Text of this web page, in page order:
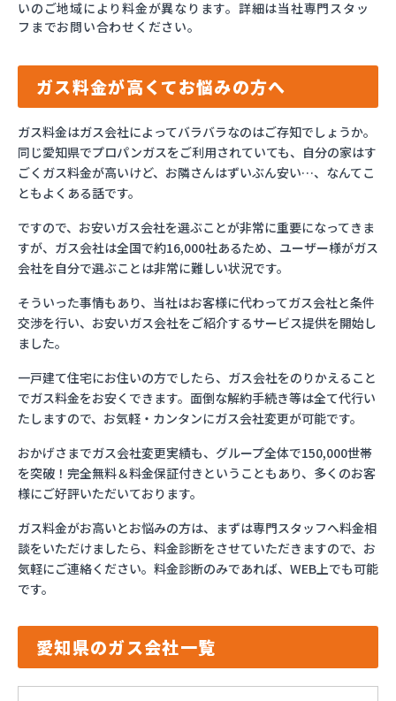
いのご地域により料金が異なります。詳細は当社専門スタッ
フまでお問い合わせください。
ガス料金が高くてお悩みの方へ
ガス料金はガス会社によってバラバラなのはご存知でしょうか。
同じ愛知県でプロパンガスをご利用されていても、自分の家はす
ごくガス料金が高いけど、お隣さんはずいぶん安い…、なんてこ
ともよくある話です。
ですので、お安いガス会社を選ぶことが非常に重要になってきま
すが、ガス会社は全国で約16,000社あるため、ユーザー様がガス
会社を自分で選ぶことは非常に難しい状況です。
そういった事情もあり、当社はお客様に代わってガス会社と条件
交渉を行い、お安いガス会社をご紹介するサービス提供を開始し
ました。
一戸建て住宅にお住いの方でしたら、ガス会社をのりかえること
でガス料金をお安くできます。面倒な解約手続き等は全て代行い
たしますので、お気軽・カンタンにガス会社変更が可能です。
おかげさまでガス会社変更実績も、グループ全体で150,000世帯
を突破！完全無料＆料金保証付きということもあり、多くのお客
様にご好評いただいております。
ガス料金がお高いとお悩みの方は、まずは専門スタッフへ料金相
談をいただけましたら、料金診断をさせていただきますので、お
気軽にご連絡ください。料金診断のみであれば、WEB上でも可能
です。
愛知県のガス会社一覧